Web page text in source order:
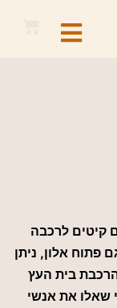
קיטים לרכבה
פתוח אלון, ניתן
בית העץ
שאלו את אנשי